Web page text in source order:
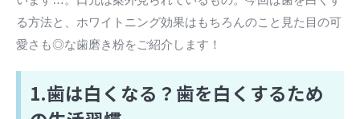
る方法と、ホワイトニング効果はもちろんのこと見た目の可
愛さも◎な歯磨き粉をご紹介します！
1.歯は白くなる？歯を白くするため